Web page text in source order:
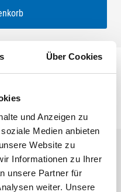
Über Cookies
und Anzeigen zu
Medien anbieten
Website zu
Informationen zu Ihrer
unsere Partner für
weiter. Unsere